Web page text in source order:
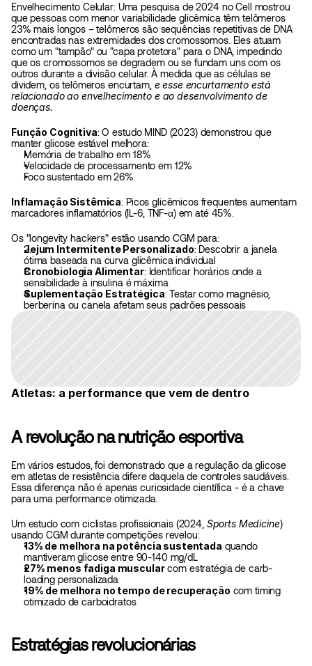
Envelhecimento Celular: Uma pesquisa de 2024 no Cell mostrou
que pessoas com menor variabilidade glicêmica têm telômeros
23% mais longos – telômeros são sequências repetitivas de DNA
encontradas nas extremidades dos cromossomos. Eles atuam
como um "tampão" ou "capa protetora" para o DNA, impedindo
que os cromossomos se degradem ou se fundam uns com os
outros durante a divisão celular. À medida que as células se
dividem, os telômeros encurtam, e esse encurtamento está
relacionado ao envelhecimento e ao desenvolvimento de
doenças.
Função Cognitiva: O estudo MIND (2023) demonstrou que
manter glicose estável melhora:
Memória de trabalho em 18%
Velocidade de processamento em 12%
Foco sustentado em 26%
Inflamação Sistêmica: Picos glicêmicos frequentes aumentam
marcadores inflamatórios (IL-6, TNF-α) em até 45%.
Os "longevity hackers" estão usando CGM para:
Jejum Intermitente Personalizado: Descobrir a janela
ótima baseada na curva glicêmica individual
Cronobiologia Alimentar: Identificar horários onde a
sensibilidade à insulina é máxima
Suplementação Estratégica: Testar como magnésio,
berberina ou canela afetam seus padrões pessoais
Atletas: a performance que vem de dentro
A revolução na nutrição esportiva
Em vários estudos, foi demonstrado que a regulação da glicose
em atletas de resistência difere daquela de controles saudáveis.
Essa diferença não é apenas curiosidade científica - é a chave
para uma performance otimizada.
Um estudo com ciclistas profissionais (2024, Sports Medicine)
usando CGM durante competições revelou:
13% de melhora na potência sustentada quando
mantiveram glicose entre 90-140 mg/dL
27% menos fadiga muscular com estratégia de carb-
loading personalizada
19% de melhora no tempo de recuperação com timing
otimizado de carboidratos
Estratégias revolucionárias